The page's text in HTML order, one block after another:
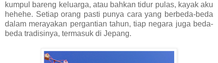
kumpul bareng keluarga, atau bahkan tidur pulas, kayak aku
hehehe. Setiap orang pasti punya cara yang berbeda-beda
dalam merayakan pergantian tahun, tiap negara juga beda-
beda tradisinya, termasuk di Jepang.